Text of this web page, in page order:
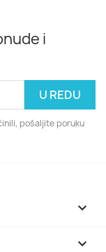
i
pošaljite poruku

